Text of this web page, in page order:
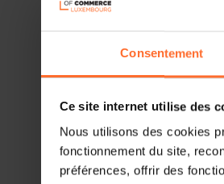
Consentement
Ce site internet utilise des
Nous utilisons des cookies
fonctionnement du site,
préférences, offrir des